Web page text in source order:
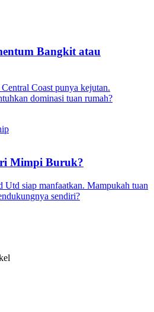
Bangkit atau
Coast punya kejutan.
dominasi tuan rumah?
Mimpi Buruk?
siap manfaatkan. Mampukah tuan
sendiri?